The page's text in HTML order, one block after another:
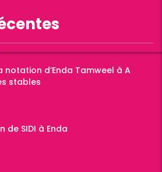
notation d’Enda Tamweel à A
stables
de SIDI à Enda